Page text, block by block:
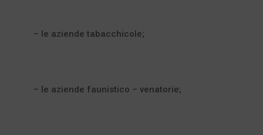
– le aziende tabacchicole;
– le aziende faunistico – venatorie;